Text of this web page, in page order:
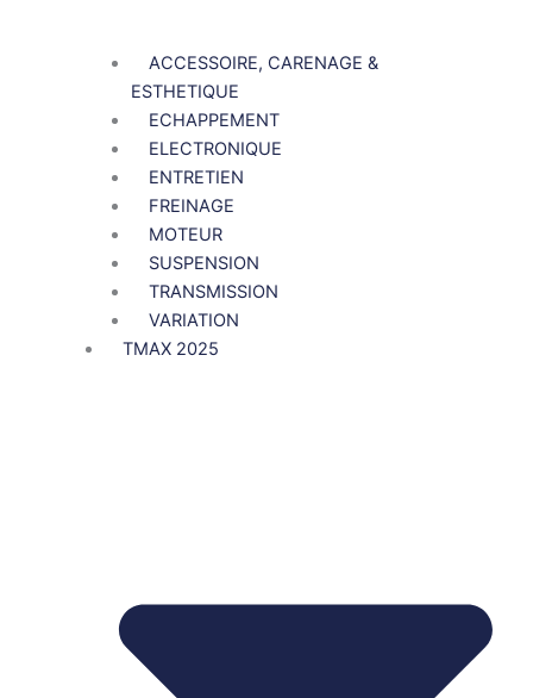
ACCESSOIRE, CARENAGE &
ESTHETIQUE
ECHAPPEMENT
ELECTRONIQUE
ENTRETIEN
FREINAGE
MOTEUR
SUSPENSION
TRANSMISSION
VARIATION
TMAX 2025